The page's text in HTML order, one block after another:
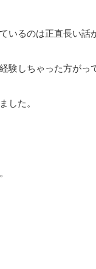
いるのは正直長い話
験しちゃった方がっ
した。